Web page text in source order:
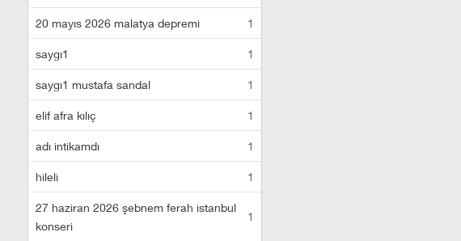
20 mayıs 2026 malatya depremi 1
saygı1 1
saygı1 mustafa sandal 1
elif afra kılıç 1
adı intikamdı 1
hileli 1
27 haziran 2026 şebnem ferah istanbul
konseri
1